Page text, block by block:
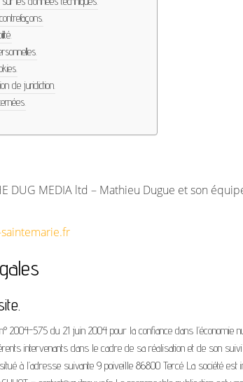
de juridiction.
DUG MEDIA ltd – Mathieu Dugue et son
2004-575 du 21 juin 2004 pour la confiance dans
intervenants dans le cadre de sa réalisation et de son
à l’adresse suivante 9 poiveille 86800 Tercé La société